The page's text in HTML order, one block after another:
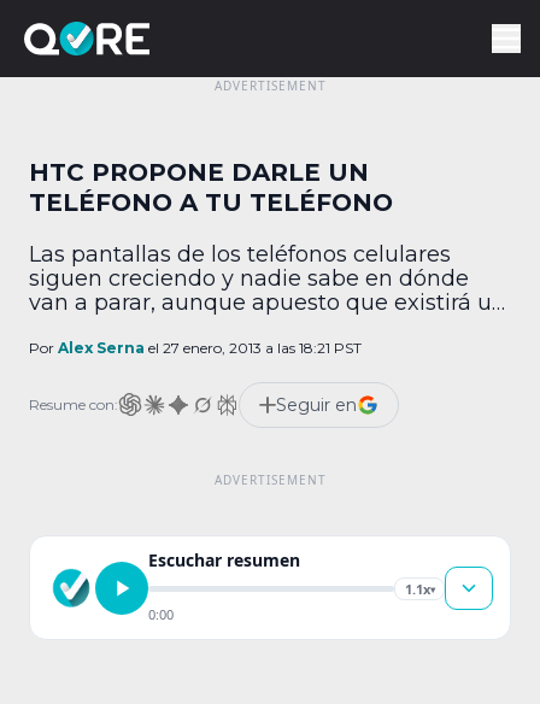
HTC PROPONE DARLE UN
TELÉFONO A TU TELÉFONO
Las pantallas de los teléfonos celulares
siguen creciendo y nadie sabe en dónde
van a parar, aunque apuesto que existirá un
detener la tendencia de las phablets. Aún
complicado el sacar un teléfono de entre 5 y
6 pulgadas […]
Por Alex Serna el 27 enero, 2013 a las 18:21 PST
Resume con: Seguir en
Escuchar resumen
1.1x▾
0:00